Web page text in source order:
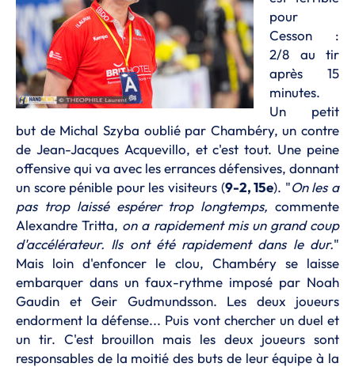
pour
Cesson :
2/8 au tir
après 15
minutes.
Un petit
but de Michal Szyba oublié par Chambéry, un contre
de Jean-Jacques Acquevillo, et c'est tout. Une peine
offensive qui va avec les errances défensives, donnant
un score pénible pour les visiteurs (9-2, 15e). "On les a
pas trop laissé espérer trop longtemps, commente
Alexandre Tritta, on a rapidement mis un grand coup
d'accélérateur. Ils ont été rapidement dans le dur."
Mais loin d'enfoncer le clou, Chambéry se laisse
embarquer dans un faux-rythme imposé par Noah
Gaudin et Geir Gudmundsson. Les deux joueurs
endorment la défense... Puis vont chercher un duel et
un tir. C'est brouillon mais les deux joueurs sont
responsables de la moitié des buts de leur équipe à la